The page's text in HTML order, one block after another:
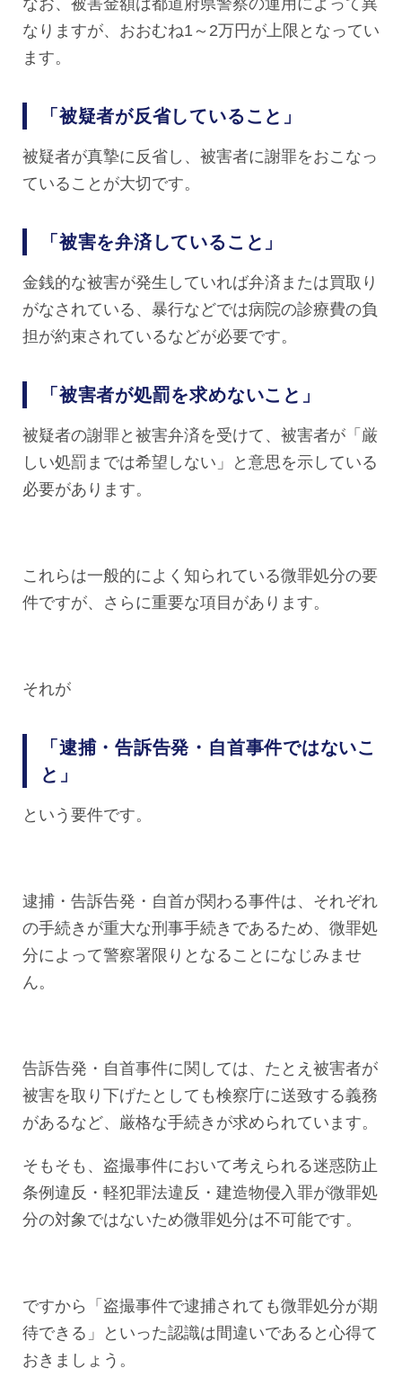
なお、被害金額は都道府県警察の運用によって異
なりますが、おおむね1～2万円が上限となってい
ます。
「被疑者が反省していること」
被疑者が真摯に反省し、被害者に謝罪をおこなっ
ていることが大切です。
「被害を弁済していること」
金銭的な被害が発生していれば弁済または買取り
がなされている、暴行などでは病院の診療費の負
担が約束されているなどが必要です。
「被害者が処罰を求めないこと」
被疑者の謝罪と被害弁済を受けて、被害者が「厳
しい処罰までは希望しない」と意思を示している
必要があります。
これらは一般的によく知られている微罪処分の要
件ですが、さらに重要な項目があります。
それが
「逮捕・告訴告発・自首事件ではないこ
と」
という要件です。
逮捕・告訴告発・自首が関わる事件は、それぞれ
の手続きが重大な刑事手続きであるため、微罪処
分によって警察署限りとなることになじみませ
ん。
告訴告発・自首事件に関しては、たとえ被害者が
被害を取り下げたとしても検察庁に送致する義務
があるなど、厳格な手続きが求められています。
そもそも、盗撮事件において考えられる迷惑防止
条例違反・軽犯罪法違反・建造物侵入罪が微罪処
分の対象ではないため微罪処分は不可能です。
ですから「盗撮事件で逮捕されても微罪処分が期
待できる」といった認識は間違いであると心得て
おきましょう。